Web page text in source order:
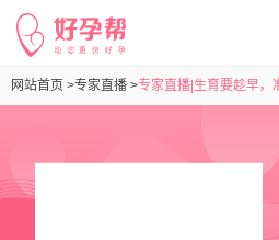
网站首页 >专家直播 >专家直播|生育要趁早，